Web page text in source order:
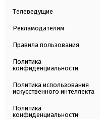
Телеведущие
Рекламодателям
Правила пользования
Политика
конфиденциальности
Политика использования
искусственного интеллекта
Политика
конфиденциальности